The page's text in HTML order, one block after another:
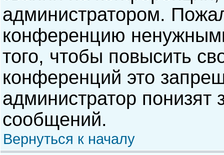
администратором.
конференцию
того, чтобы повысить
конференций это
администратор понизят
сообщений.
Вернуться к началу